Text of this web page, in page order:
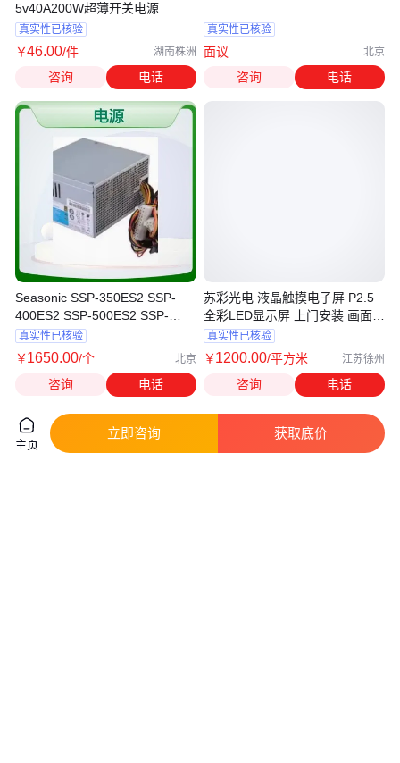
5v40A200W超薄开关电源
真实性已核验
￥46.00/件 湖南株洲
咨询 电话
Seasonic SSP-350ES2 SSP-
400ES2 SSP-500ES2 SSP-
600ES2 工控机电源
真实性已核验
￥1650.00/个 北京
咨询 电话
真实性已核验
面议 北京
咨询 电话
苏彩光电 液晶触摸电子屏 P2.5
全彩LED显示屏 上门安装 画面高
清
真实性已核验
￥1200.00/平方米 江苏徐州
咨询 电话
主页
立即咨询 获取底价